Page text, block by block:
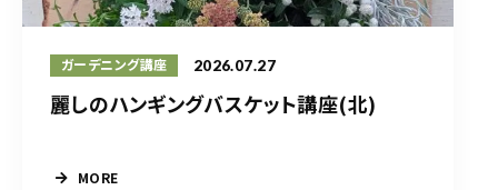
ガーデニング講座 2026.07.27
麗しのハンギングバスケット講座(北)
MORE